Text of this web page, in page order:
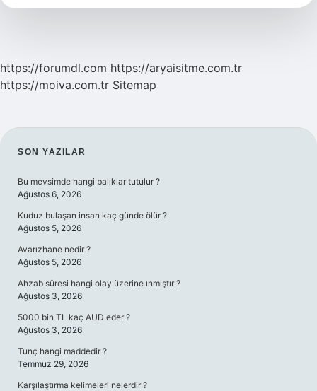
https://forumdl.com https://aryaisitme.com.tr
https://moiva.com.tr Sitemap
SIDEBAR
SON YAZILAR
Bu mevsimde hangi balıklar tutulur ?
Ağustos 6, 2026
Kuduz bulaşan insan kaç günde ölür ?
Ağustos 5, 2026
Avarızhane nedir ?
Ağustos 5, 2026
Ahzab sûresi hangi olay üzerine ınmıştır ?
Ağustos 3, 2026
5000 bin TL kaç AUD eder ?
Ağustos 3, 2026
Tunç hangi maddedir ?
Temmuz 29, 2026
Karşılaştırma kelimeleri nelerdir ?